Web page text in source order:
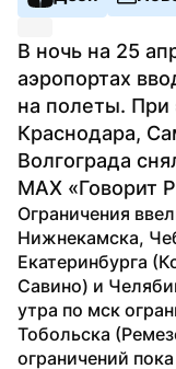
В ночь на 25
аэропортах
на полеты. При
Краснодара,
Волгограда
MAX «Говорит
Ограничения
Нижнекамска,
Екатеринбурга
Савино) и
утра по мск
Тобольска